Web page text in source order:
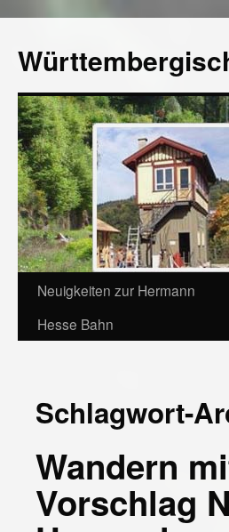
Neuigkeiten zur Hermann
Hesse Bahn
Schlagwort-
Wandern
Vorschlag